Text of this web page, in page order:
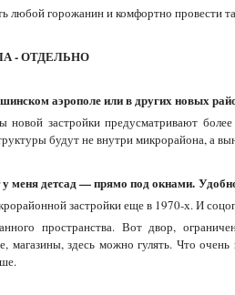
любой горожанин и комфортно провести
- ОТДЕЛЬНО
аэрополе или в других новых
новой застройки предусматривают
будут не внутри микрорайона, а
меня детсад — прямо под окнами.
застройки еще в 1970-х. И
пространства. Вот двор,
магазины, здесь можно гулять. Что